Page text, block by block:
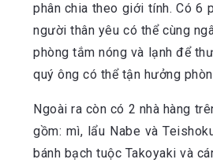
phân chia theo giới tính. Có 6
người thân yêu có thể cùng
phòng tắm nóng và lạnh để
quý ông có thể tận hưởng
Ngoài ra còn có 2 nhà hàng
gồm: mì, lẩu Nabe và
bánh bạch tuộc Takoyaki và